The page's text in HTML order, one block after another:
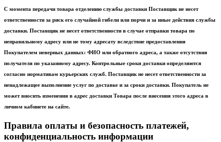
С момента передачи товара отделению службы доставки Поставщик не несет
ответственности за риск его случайной гибели или порчи и за иные действия службы
доставки. Поставщик не несет ответственности в случае отправки товара по
неправильному адресу или не тому адресату вследствие предоставления
Покупателем неверных данных: ФИО или обратного адреса, а также отсутствия
получателя по указанному адресу. Контрольные сроки доставки определяются
согласно нормативам курьерских служб. Поставщик не несет ответственности за
ненадлежащее выполнение услуг по доставке и за сроки доставки. Покупатель не
может вносить изменения в адрес доставки Товара после внесения этого адреса в
личном кабинете на сайте.
Правила оплаты и безопасность платежей,
конфиденциальность информации